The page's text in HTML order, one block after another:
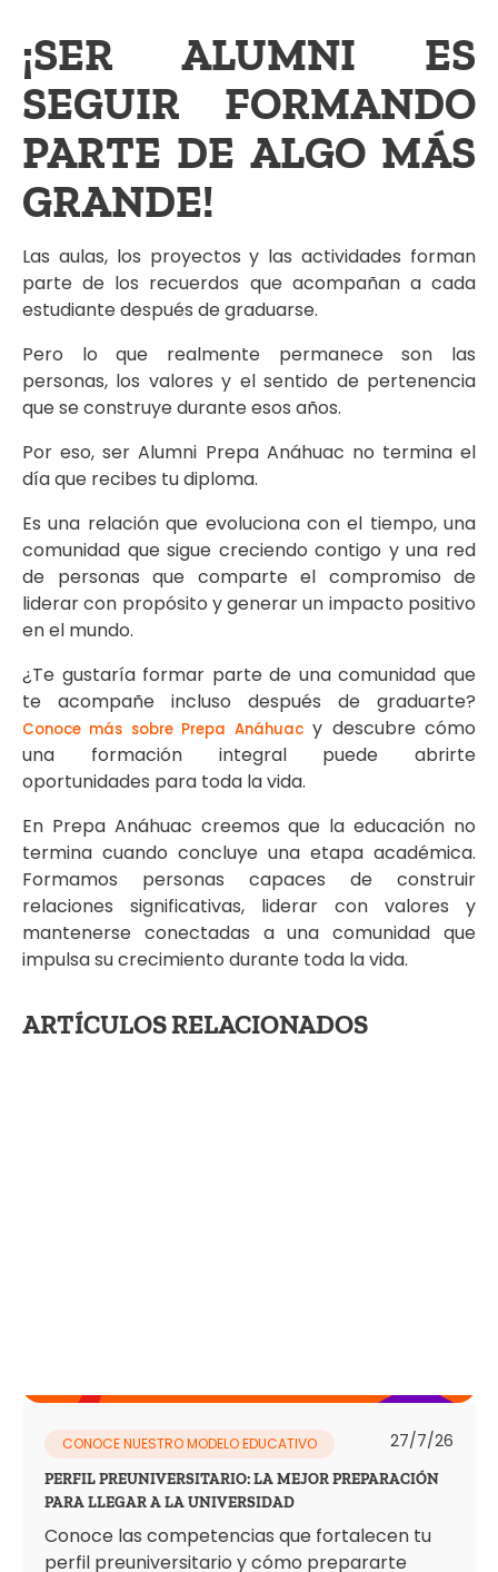
¡SER ALUMNI ES
SEGUIR FORMANDO
PARTE DE ALGO MÁS
GRANDE!
Las aulas, los proyectos y las actividades forman
parte de los recuerdos que acompañan a cada
estudiante después de graduarse.
Pero lo que realmente permanece son las
personas, los valores y el sentido de pertenencia
que se construye durante esos años.
Por eso, ser Alumni Prepa Anáhuac no termina el
día que recibes tu diploma.
Es una relación que evoluciona con el tiempo, una
comunidad que sigue creciendo contigo y una red
de personas que comparte el compromiso de
liderar con propósito y generar un impacto positivo
en el mundo.
¿Te gustaría formar parte de una comunidad que
te acompañe incluso después de graduarte?
Conoce más sobre Prepa Anáhuacy descubre cómo
una formación integral puede abrirte
oportunidades para toda la vida.
En Prepa Anáhuac creemos que la educación no
termina cuando concluye una etapa académica.
Formamos personas capaces de construir
relaciones significativas, liderar con valores y
mantenerse conectadas a una comunidad que
impulsa su crecimiento durante toda la vida.
ARTÍCULOS RELACIONADOS
CONOCE NUESTRO MODELO EDUCATIVO 27/7/26
PERFIL PREUNIVERSITARIO: LA MEJOR PREPARACIÓN
PARA LLEGAR A LA UNIVERSIDAD
Conoce las competencias que fortalecen tu
perfil preuniversitario y cómo prepararte